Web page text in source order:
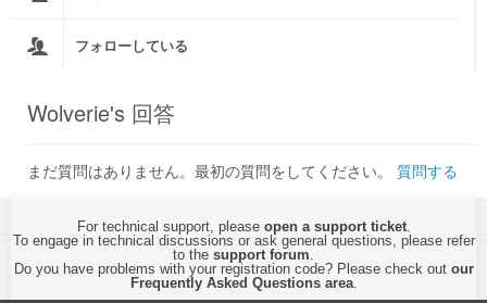
フォローしている
Wolverie's 回答
まだ質問はありません。最初の質問をしてください。 質問する
For technical support, please open a support ticket.
To engage in technical discussions or ask general questions, please refer
to the support forum.
Do you have problems with your registration code? Please check out our
Frequently Asked Questions area.